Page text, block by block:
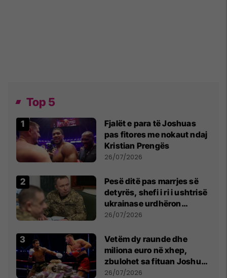
Top 5
Fjalët e para të Joshuas
pas fitores me nokaut ndaj
Kristian Prengës
26/07/2026
Pesë ditë pas marrjes së
detyrës, shefi i ri i ushtrisë
ukrainase urdhëron
kontroll të madh
26/07/2026
Vetëm dy raunde dhe
miliona euro në xhep,
zbulohet sa fituan Joshua
e Prenga
26/07/2026